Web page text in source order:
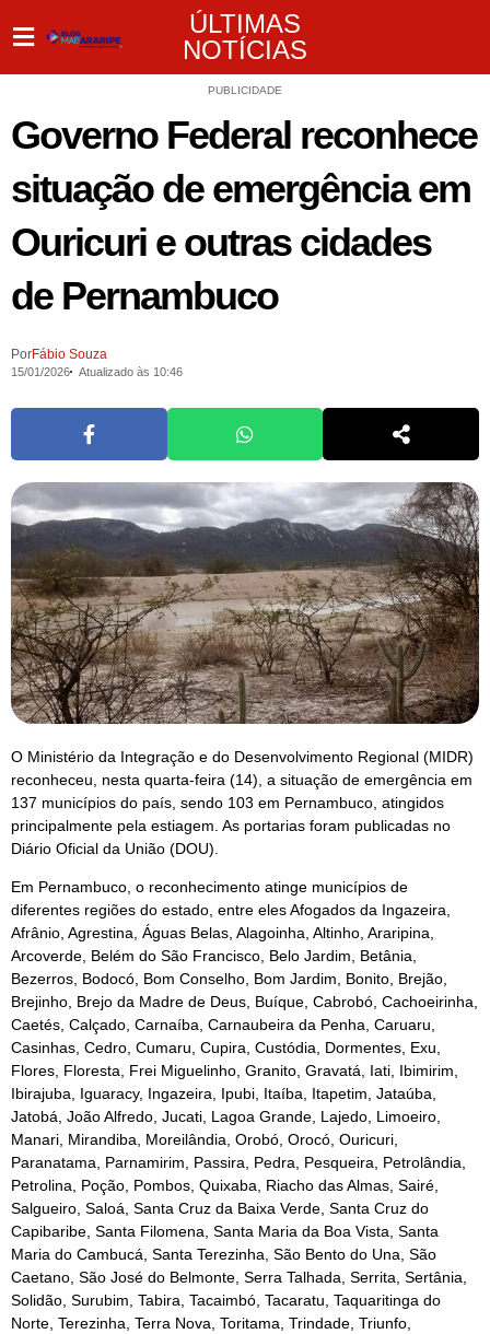
ÚLTIMAS
NOTÍCIAS
PUBLICIDADE
Governo Federal reconhece
situação de emergência em
Ouricuri e outras cidades
de Pernambuco
PorFábio Souza
15/01/2026 Atualizado às 10:46
O Ministério da Integração e do Desenvolvimento Regional (MIDR)
reconheceu, nesta quarta-feira (14), a situação de emergência em
137 municípios do país, sendo 103 em Pernambuco, atingidos
principalmente pela estiagem. As portarias foram publicadas no
Diário Oficial da União (DOU).
Em Pernambuco, o reconhecimento atinge municípios de
diferentes regiões do estado, entre eles Afogados da Ingazeira,
Afrânio, Agrestina, Águas Belas, Alagoinha, Altinho, Araripina,
Arcoverde, Belém do São Francisco, Belo Jardim, Betânia,
Bezerros, Bodocó, Bom Conselho, Bom Jardim, Bonito, Brejão,
Brejinho, Brejo da Madre de Deus, Buíque, Cabrobó, Cachoeirinha,
Caetés, Calçado, Carnaíba, Carnaubeira da Penha, Caruaru,
Casinhas, Cedro, Cumaru, Cupira, Custódia, Dormentes, Exu,
Flores, Floresta, Frei Miguelinho, Granito, Gravatá, Iati, Ibimirim,
Ibirajuba, Iguaracy, Ingazeira, Ipubi, Itaíba, Itapetim, Jataúba,
Jatobá, João Alfredo, Jucati, Lagoa Grande, Lajedo, Limoeiro,
Manari, Mirandiba, Moreilândia, Orobó, Orocó, Ouricuri,
Paranatama, Parnamirim, Passira, Pedra, Pesqueira, Petrolândia,
Petrolina, Poção, Pombos, Quixaba, Riacho das Almas, Sairé,
Salgueiro, Saloá, Santa Cruz da Baixa Verde, Santa Cruz do
Capibaribe, Santa Filomena, Santa Maria da Boa Vista, Santa
Maria do Cambucá, Santa Terezinha, São Bento do Una, São
Caetano, São José do Belmonte, Serra Talhada, Serrita, Sertânia,
Solidão, Surubim, Tabira, Tacaimbó, Tacaratu, Taquaritinga do
Norte, Terezinha, Terra Nova, Toritama, Trindade, Triunfo,